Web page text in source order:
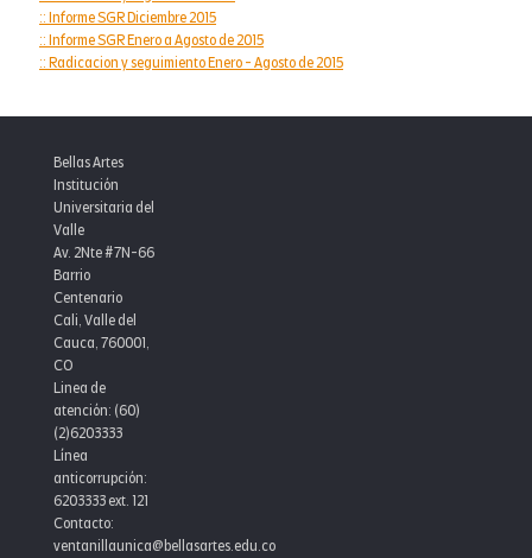
:: Informe SGR Diciembre 2015
:: Informe SGR Enero a Agosto de 2015
:: Radicacion y seguimiento Enero - Agosto de 2015
Bellas Artes
Institución
Universitaria del
Valle
Av. 2Nte #7N-66
Barrio
Centenario
Cali, Valle del
Cauca, 760001,
CO
Linea de
atención: (60)
(2)6203333
Línea
anticorrupción:
6203333 ext. 121
Contacto:
ventanillaunica@bellasartes.edu.co